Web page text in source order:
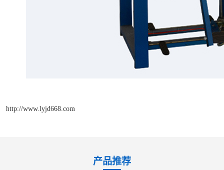
http://www.lyjd668.com
产品推荐